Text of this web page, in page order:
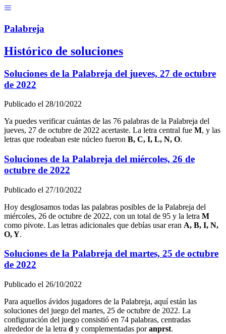
Palabreja
Histórico de soluciones
Soluciones de la Palabreja del jueves, 27 de octubre
de 2022
Publicado el 28/10/2022
Ya puedes verificar cuántas de las 76 palabras de la Palabreja del
jueves, 27 de octubre de 2022 acertaste. La letra central fue M, y las
letras que rodeaban este núcleo fueron B, C, I, L, N, O.
Soluciones de la Palabreja del miércoles, 26 de
octubre de 2022
Publicado el 27/10/2022
Hoy desglosamos todas las palabras posibles de la Palabreja del
miércoles, 26 de octubre de 2022, con un total de 95 y la letra M
como pivote. Las letras adicionales que debías usar eran A, B, I, N,
O, Y.
Soluciones de la Palabreja del martes, 25 de octubre
de 2022
Publicado el 26/10/2022
Para aquellos ávidos jugadores de la Palabreja, aquí están las
soluciones del juego del martes, 25 de octubre de 2022. La
configuración del juego consistió en 74 palabras, centradas
alrededor de la letra d y complementadas por anprst.